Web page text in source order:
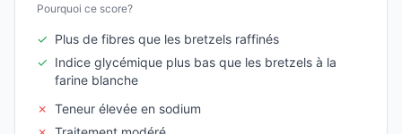
Pourquoi ce score?
✓ Plus de fibres que les bretzels raffinés
✓ Indice glycémique plus bas que les bretzels à la
farine blanche
✗ Teneur élevée en sodium